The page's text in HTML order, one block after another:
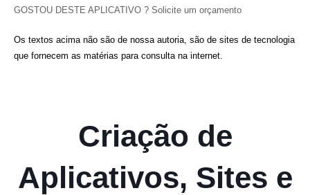
GOSTOU DESTE APLICATIVO ? Solicite um orçamento
Os textos acima não são de nossa autoria, são de sites de tecnologia
que fornecem as matérias para consulta na internet.
Criação de
Aplicativos, Sites e